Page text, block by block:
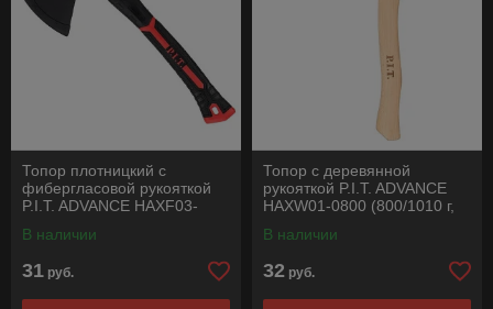
Топор плотницкий с
фибергласовой рукояткой
P.I.T. ADVANCE HAXF03-
430мм)
В наличии
31 руб.
Топор с деревянной
рукояткой P.I.T. ADVANCE
HAXW01-0800 (800/1010 г,
В наличии
32 руб.